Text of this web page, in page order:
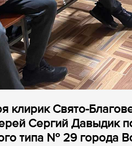
клирик Свято-
Сергий Давыдик
типа № 29 города